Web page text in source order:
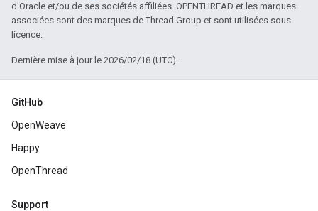
d'Oracle et/ou de ses sociétés affiliées. OPENTHREAD et les marques
associées sont des marques de Thread Group et sont utilisées sous
licence.
Dernière mise à jour le 2026/02/18 (UTC).
GitHub
OpenWeave
Happy
OpenThread
Support